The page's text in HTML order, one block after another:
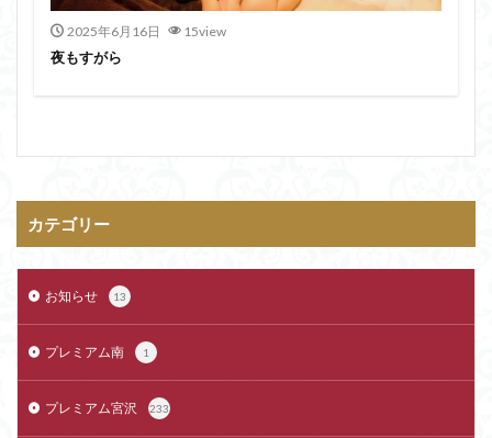
2025年6月16日 15view
夜もすがら
カテゴリー
お知らせ 13
プレミアム南 1
プレミアム宮沢 233